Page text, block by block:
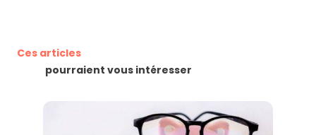
Ces articles
pourraient vous intéresser